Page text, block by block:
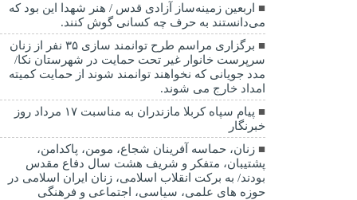
اربعین زمینه‌ساز آزادی قدس / هنر شهدا این بود که
می‌دانستند به حرف چه کسانی گوش کنند.
برگزاری مراسم طرح توانمند سازی ۳۵ نفر از زنان
سرپرست خانوار غیر تحت حمایت در شهرستان نکا/
مدد جویانی که نخواهند توانمند شوند از حمایت کمیته
امداد خارج می شوند.
پیام سپاه کربلا مازندران به مناسبت ۱۷ مرداد روز
خبرنگار
زنان، حماسه آفرینان شجاع، مومن، پاکدامن،
پشتیبان، متفکر و شریف هشت سال دفاع مقدس
بودند/ به برکت انقلاب اسلامی، زنان ایران اسلامی در
حوزه های علمی، سیاسی، اجتماعی و فرهنگی